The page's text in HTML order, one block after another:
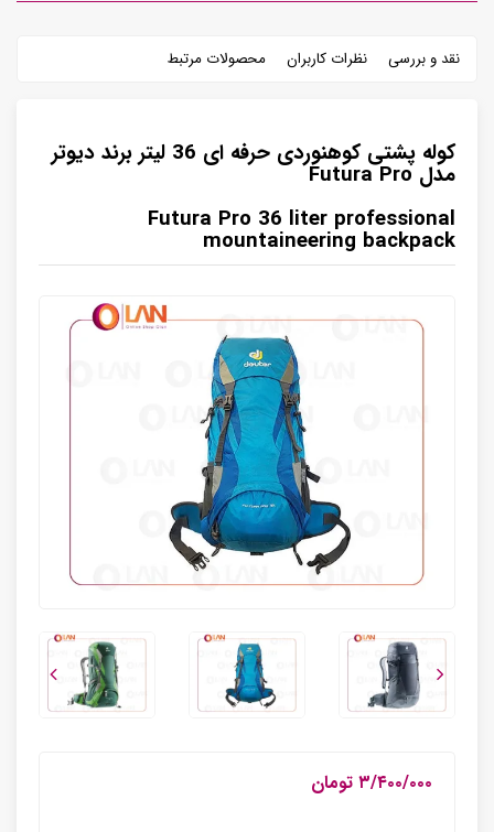
نقد و بررسی نظرات کاربران محصولات مرتبط
کوله پشتی کوهنوردی حرفه ای 36 لیتر برند دیوتر
مدل Futura Pro
Futura Pro 36 liter professional
mountaineering backpack
۳/۴۰۰/۰۰۰ تومان